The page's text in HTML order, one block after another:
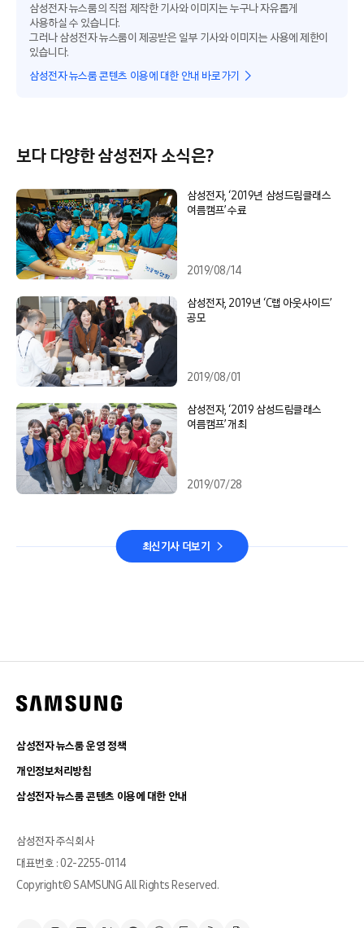
삼성전자 뉴스룸의 직접 제작한 기사와 이미지는 누구나 자유롭게
사용하실 수 있습니다.
그러나 삼성전자 뉴스룸이 제공받은 일부 기사와 이미지는 사용에 제한이
있습니다.
삼성전자 뉴스룸 콘텐츠 이용에 대한 안내 바로가기
보다 다양한 삼성전자 소식은?
삼성전자, ‘2019년 삼성드림클래스
여름캠프’ 수료
2019/08/14
삼성전자, 2019년 ‘C랩 아웃사이드’
공모
2019/08/01
삼성전자, ‘2019 삼성드림클래스
여름캠프’ 개최
2019/07/28
최신기사 더보기
삼성전자 뉴스룸 운영 정책
개인정보처리방침
삼성전자 뉴스룸 콘텐츠 이용에 대한 안내
삼성전자 주식회사
대표번호 : 02-2255-0114
Copyright© SAMSUNG All Rights Reserved.